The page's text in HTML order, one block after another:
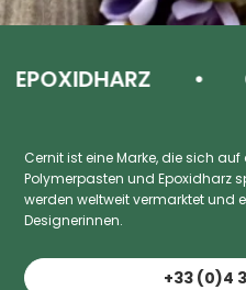
Cernit ist eine Marke, die sich
Polymerpasten und Epoxidharz
werden weltweit vermarktet und
Designerinnen.
+33 (0)4